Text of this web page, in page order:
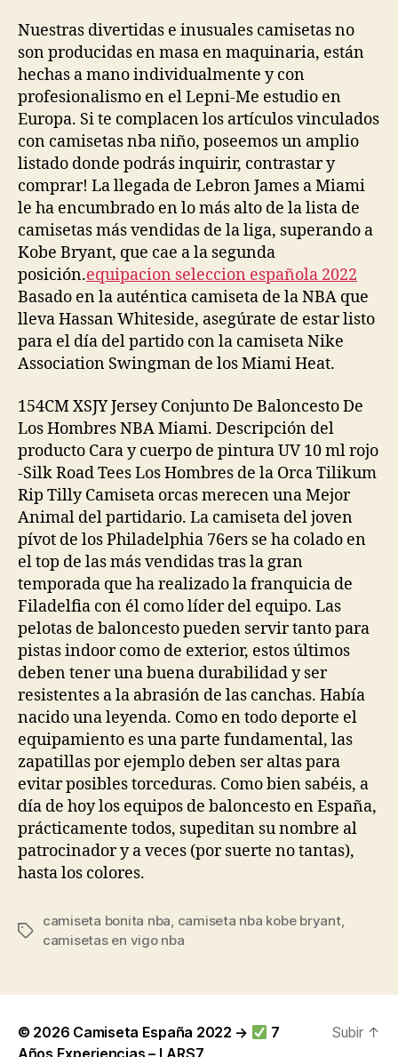
Nuestras divertidas e inusuales camisetas no
son producidas en masa en maquinaria, están
hechas a mano individualmente y con
profesionalismo en el Lepni-Me estudio en
Europa. Si te complacen los artículos vinculados
con camisetas nba niño, poseemos un amplio
listado donde podrás inquirir, contrastar y
comprar! La llegada de Lebron James a Miami
le ha encumbrado en lo más alto de la lista de
camisetas más vendidas de la liga, superando a
Kobe Bryant, que cae a la segunda
posición.equipacion seleccion española 2022
Basado en la auténtica camiseta de la NBA que
lleva Hassan Whiteside, asegúrate de estar listo
para el día del partido con la camiseta Nike
Association Swingman de los Miami Heat.
154CM XSJY Jersey Conjunto De Baloncesto De
Los Hombres NBA Miami. Descripción del
producto Cara y cuerpo de pintura UV 10 ml rojo
-Silk Road Tees Los Hombres de la Orca Tilikum
Rip Tilly Camiseta orcas merecen una Mejor
Animal del partidario. La camiseta del joven
pívot de los Philadelphia 76ers se ha colado en
el top de las más vendidas tras la gran
temporada que ha realizado la franquicia de
Filadelfia con él como líder del equipo. Las
pelotas de baloncesto pueden servir tanto para
pistas indoor como de exterior, estos últimos
deben tener una buena durabilidad y ser
resistentes a la abrasión de las canchas. Había
nacido una leyenda. Como en todo deporte el
equipamiento es una parte fundamental, las
zapatillas por ejemplo deben ser altas para
evitar posibles torceduras. Como bien sabéis, a
día de hoy los equipos de baloncesto en España,
prácticamente todos, supeditan su nombre al
patrocinador y a veces (por suerte no tantas),
hasta los colores.
Etiquetas
camiseta bonita nba, camiseta nba kobe bryant,
camisetas en vigo nba
© 2026 Camiseta España 2022 →
7
Años Experiencias – LARS7
Subir ↑